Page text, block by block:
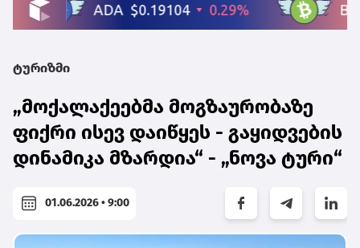
ტურიზმი
„მოქალაქეებმა მოგზაურობაზე
ფიქრი ისევ დაიწყეს - გაყიდვების
დინამიკა მზარდია“ - „ნოვა ტური“
01.06.2026 • 9:00